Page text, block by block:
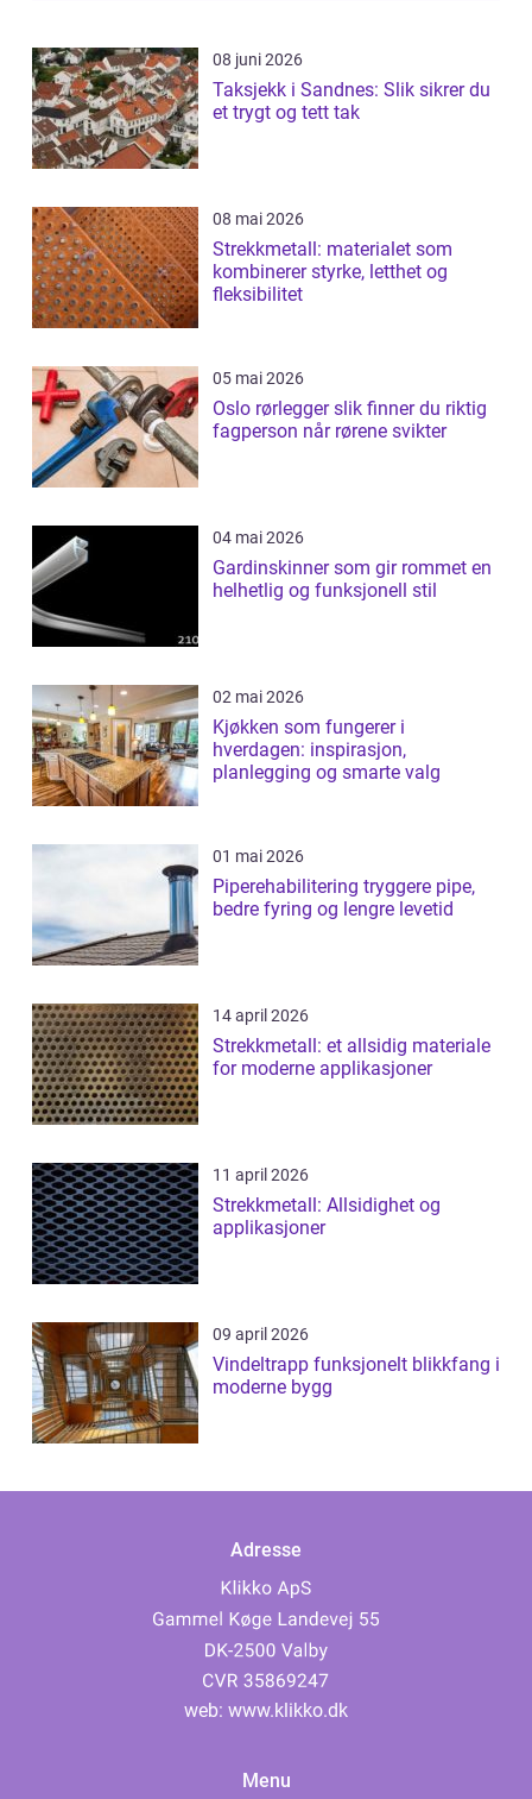
08 juni 2026
Taksjekk i Sandnes: Slik sikrer du
et trygt og tett tak
08 mai 2026
Strekkmetall: materialet som
kombinerer styrke, letthet og
fleksibilitet
05 mai 2026
Oslo rørlegger slik finner du riktig
fagperson når rørene svikter
04 mai 2026
Gardinskinner som gir rommet en
helhetlig og funksjonell stil
02 mai 2026
Kjøkken som fungerer i
hverdagen: inspirasjon,
planlegging og smarte valg
01 mai 2026
Piperehabilitering tryggere pipe,
bedre fyring og lengre levetid
14 april 2026
Strekkmetall: et allsidig materiale
for moderne applikasjoner
11 april 2026
Strekkmetall: Allsidighet og
applikasjoner
09 april 2026
Vindeltrapp funksjonelt blikkfang i
moderne bygg
Adresse
web: www.klikko.dk
Menu